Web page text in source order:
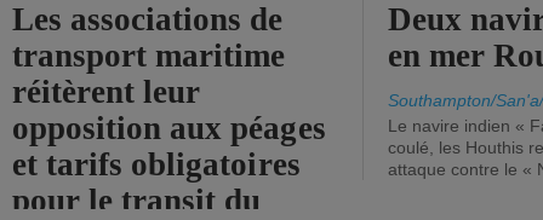
Les associations de
transport maritime
réitèrent leur
opposition aux péages
et tarifs obligatoires
pour le transit du
Deux
en mer
Southampton/
Le navire indien «
coulé, les Houthis
attaque contre le «